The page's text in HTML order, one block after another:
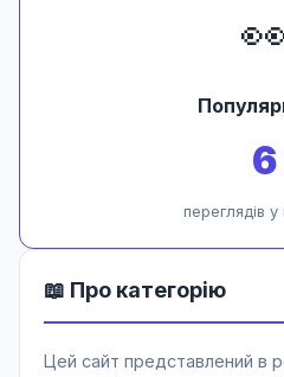
6
переглядів у
📖 Про категорію
Цей сайт представлений в